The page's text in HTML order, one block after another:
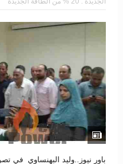
باور نيوز..وليد البهنساوي في